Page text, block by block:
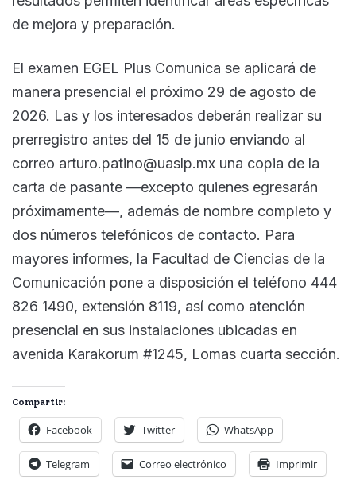
de mejora y preparación.
El examen EGEL Plus Comunica se aplicará de
manera presencial el próximo 29 de agosto de
2026. Las y los interesados deberán realizar su
prerregistro antes del 15 de junio enviando al
correo arturo.patino@uaslp.mx una copia de la
carta de pasante —excepto quienes egresarán
próximamente—, además de nombre completo y
dos números telefónicos de contacto. Para
mayores informes, la Facultad de Ciencias de la
Comunicación pone a disposición el teléfono 444
826 1490, extensión 8119, así como atención
presencial en sus instalaciones ubicadas en
avenida Karakorum #1245, Lomas cuarta sección.
Compartir:
Facebook Twitter WhatsApp
Telegram Correo electrónico Imprimir